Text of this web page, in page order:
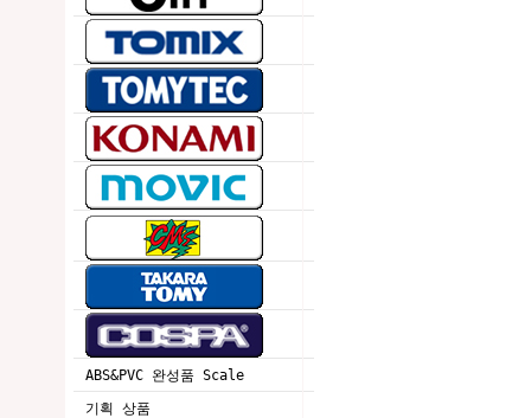
ABS&PVC 완성품 Scale
기획 상품